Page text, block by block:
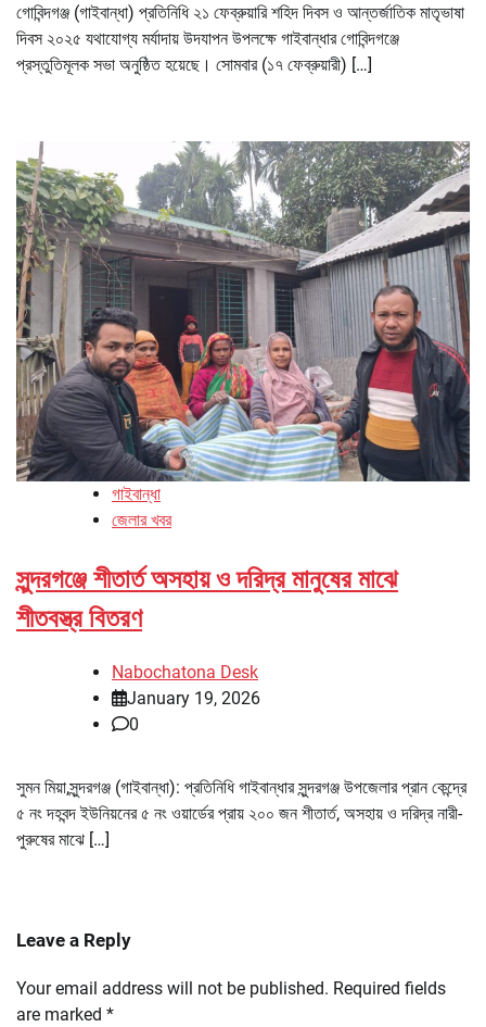
গোবিন্দগঞ্জ (গাইবান্ধা) প্রতিনিধি ২১ ফেব্রুয়ারি শহিদ দিবস ও আন্তর্জাতিক মাতৃভাষা
দিবস ২০২৫ যথাযোগ্য মর্যাদায় উদযাপন উপলক্ষে গাইবান্ধার গোবিন্দগঞ্জে
প্রস্তুতিমূলক সভা অনুষ্ঠিত হয়েছে। সোমবার (১৭ ফেব্রুয়ারী) […]
গাইবান্ধা
জেলার খবর
সুন্দরগঞ্জে শীতার্ত অসহায় ও দরিদ্র মানুষের মাঝে
শীতবস্ত্র বিতরণ
Nabochatona Desk
January 19, 2026
0
সুমন মিয়া,সুন্দরগঞ্জ (গাইবান্ধা): প্রতিনিধি গাইবান্ধার সুন্দরগঞ্জ উপজেলার প্রান কেন্দ্রে
৫ নং দহবন্দ ইউনিয়নের ৫ নং ওয়ার্ডের প্রায় ২০০ জন শীতার্ত, অসহায় ও দরিদ্র নারী-
পুরুষের মাঝে […]
Leave a Reply
Your email address will not be published. Required fields
are marked *